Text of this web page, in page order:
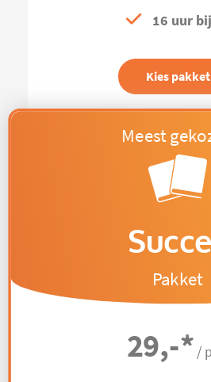
16 uur
Kies pakket
Pakket
29,-* /